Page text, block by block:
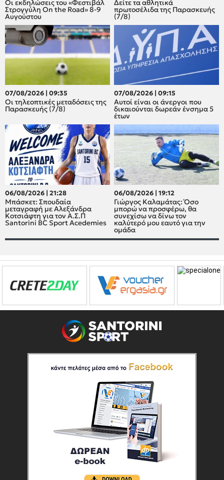
Οι εκδηλώσεις του «Φεστιβάλ
Στρογγύλη On the Road» 8-9
Αυγούστου
Δείτε τα αθλητικά
πρωτοσέλιδα της Παρασκευής
(7/8)
07/08/2026 | 09:35
Οι τηλεοπτικές μεταδόσεις της
Παρασκευής (7/8)
07/08/2026 | 09:15
Αυτοί είναι οι άνεργοι που
δικαιούνται δωρεάν ένσημα 5
έτων
06/08/2026 | 21:28
Μπάσκετ: Σπουδαία
μεταγραφή με Αλεξάνδρα
Κοτσιάφτη για τον A.Σ.Π
Santorini BC Sport Acedemies
06/08/2026 | 19:12
Γιώργος Καλαμάτας: Όσο
μπορώ να προσφέρω, θα
συνεχίσω να δίνω τον
καλύτερό μου εαυτό για την
ομάδα